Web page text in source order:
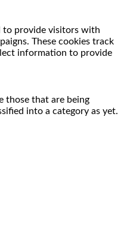
to provide visitors with
These cookies track
information to provide
those that are being
into a category as yet.